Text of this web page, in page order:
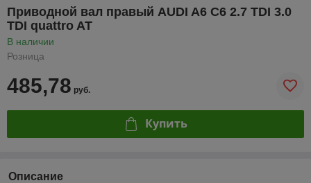
Приводной вал правый AUDI A6 C6 2.7 TDI 3.0
TDI quattro AT
В наличии
Розница
485,78 руб.
Купить
Описание